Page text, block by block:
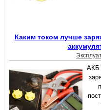
Каким током лучше
АКБ